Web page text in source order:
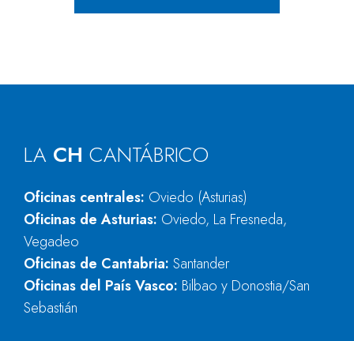
LA CH CANTÁBRICO
Oficinas centrales: Oviedo (Asturias)
Oficinas de Asturias: Oviedo, La Fresneda,
Vegadeo
Oficinas de Cantabria: Santander
Oficinas del País Vasco: Bilbao y Donostia/San
Sebastián